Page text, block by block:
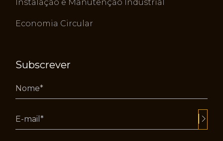
Instalação e Manutenção Industrial
Economia Circular
Subscrever